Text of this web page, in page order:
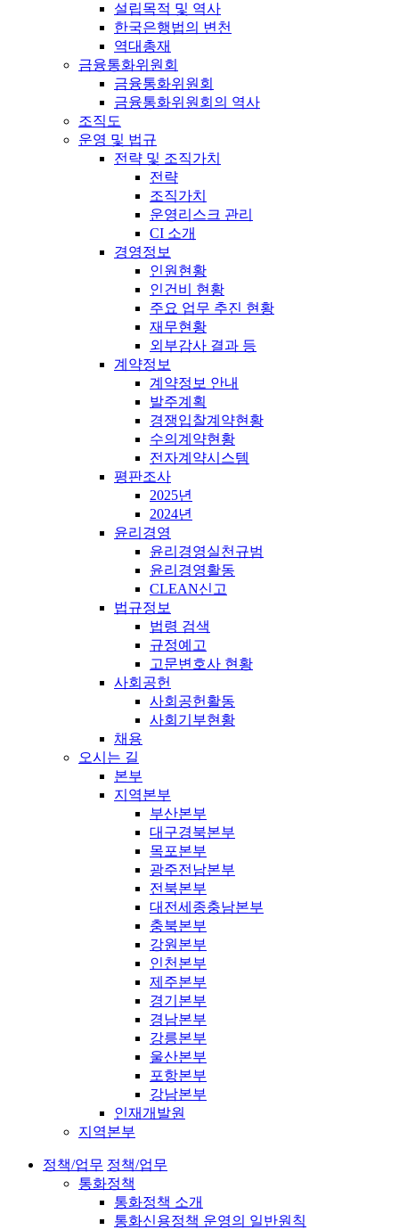
설립목적 및 역사
한국은행법의 변천
역대총재
금융통화위원회
금융통화위원회
금융통화위원회의 역사
조직도
운영 및 법규
전략 및 조직가치
전략
조직가치
운영리스크 관리
CI 소개
경영정보
인원현황
인건비 현황
주요 업무 추진 현황
재무현황
외부감사 결과 등
계약정보
계약정보 안내
발주계획
경쟁입찰계약현황
수의계약현황
전자계약시스템
평판조사
2025년
2024년
윤리경영
윤리경영실천규범
윤리경영활동
CLEAN신고
법규정보
법령 검색
규정예고
고문변호사 현황
사회공헌
사회공헌활동
사회기부현황
채용
오시는 길
본부
지역본부
부산본부
대구경북본부
목포본부
광주전남본부
전북본부
대전세종충남본부
충북본부
강원본부
인천본부
제주본부
경기본부
경남본부
강릉본부
울산본부
포항본부
강남본부
인재개발원
지역본부
정책/업무 정책/업무
통화정책
통화정책 소개
통화신용정책 운영의 일반원칙